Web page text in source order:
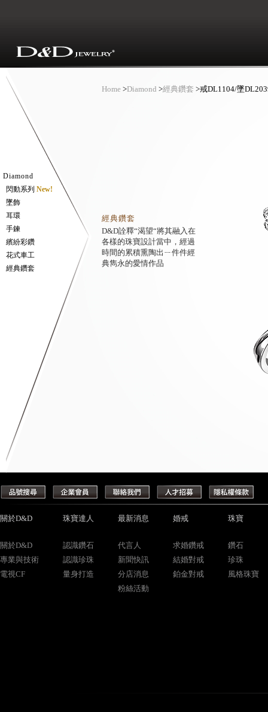
Diamond
閃動系列 New!
墜飾
耳環
手鍊
繽紛彩鑽
花式車工
經典鑽套
Home >Diamond >經典鑽套 >戒DL1104/墜
經典鑽套
D&D詮釋“渴望“將其融入在
各樣的珠寶設計當中，經過
時間的累積熏陶出ㄧ件件經
典雋永的愛情作品
關於D&D
關於D&D
專業與技術
電視CF
珠寶達人
認識鑽石
認識珍珠
量身打造
最新消息
代言人
新聞快訊
分店消息
粉絲活動
婚戒
求婚鑽戒
結婚對戒
鉑金對戒
珠寶
鑽石
珍珠
風格珠寶